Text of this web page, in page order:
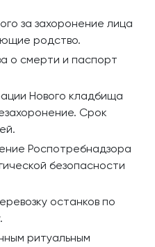
за захоронение лица
родство.
о смерти и паспорт
Нового кладбища
Срок
Роспотребнадзора
безопасности
останков по
ритуальным